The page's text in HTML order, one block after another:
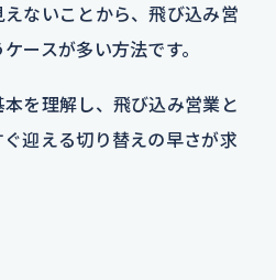
ないことから、飛び込み営
ースが多い方法です。
を理解し、飛び込み営業と
迎える切り替えの早さが求